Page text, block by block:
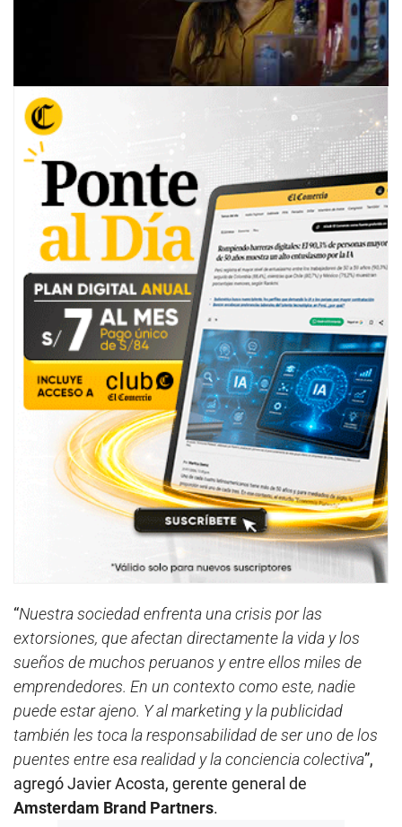
“Nuestra sociedad enfrenta una crisis por las
extorsiones, que afectan directamente la vida y los
sueños de muchos peruanos y entre ellos miles de
emprendedores. En un contexto como este, nadie
puede estar ajeno. Y al marketing y la publicidad
también les toca la responsabilidad de ser uno de los
puentes entre esa realidad y la conciencia colectiva”,
agregó Javier Acosta, gerente general de
Amsterdam Brand Partners.